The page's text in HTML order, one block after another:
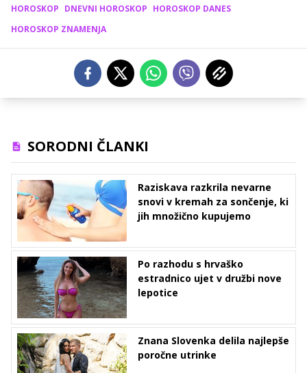
HOROSKOP DNEVNI HOROSKOP HOROSKOP DANES
HOROSKOP ZNAMENJA
SORODNI ČLANKI
Raziskava razkrila nevarne
snovi v kremah za sončenje, ki
jih množično kupujemo
Po razhodu s hrvaško
estradnico ujet v družbi nove
lepotice
Znana Slovenka delila najlepše
poročne utrinke